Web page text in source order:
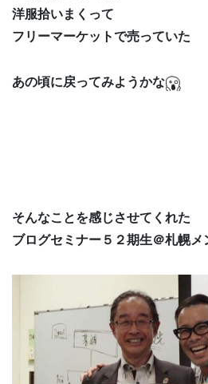
洋服拾いまくって
フリーマーケットで売っていた
あの頃に戻ってみようかな
そんなことを感じさせてくれた
ブログセミナー５２期生＠札幌メ